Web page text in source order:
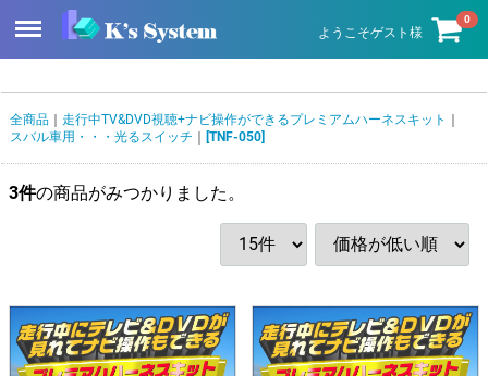
ようこそゲスト様
0
Menu
全商品
走行中TV&DVD視聴+ナビ操作ができるプレミアムハーネスキット
スバル車用・・・光るスイッチ
[TNF-050]
3件の商品がみつかりました。